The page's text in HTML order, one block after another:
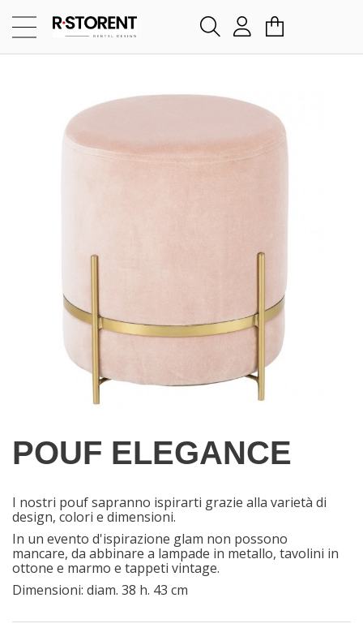
POUF ELEGANCE
I nostri pouf sapranno ispirarti grazie alla varietà di
design, colori e dimensioni.
In un evento d'ispirazione glam non possono
mancare, da abbinare a lampade in metallo, tavolini in
ottone e marmo e tappeti vintage.
Dimensioni: diam. 38 h. 43 cm